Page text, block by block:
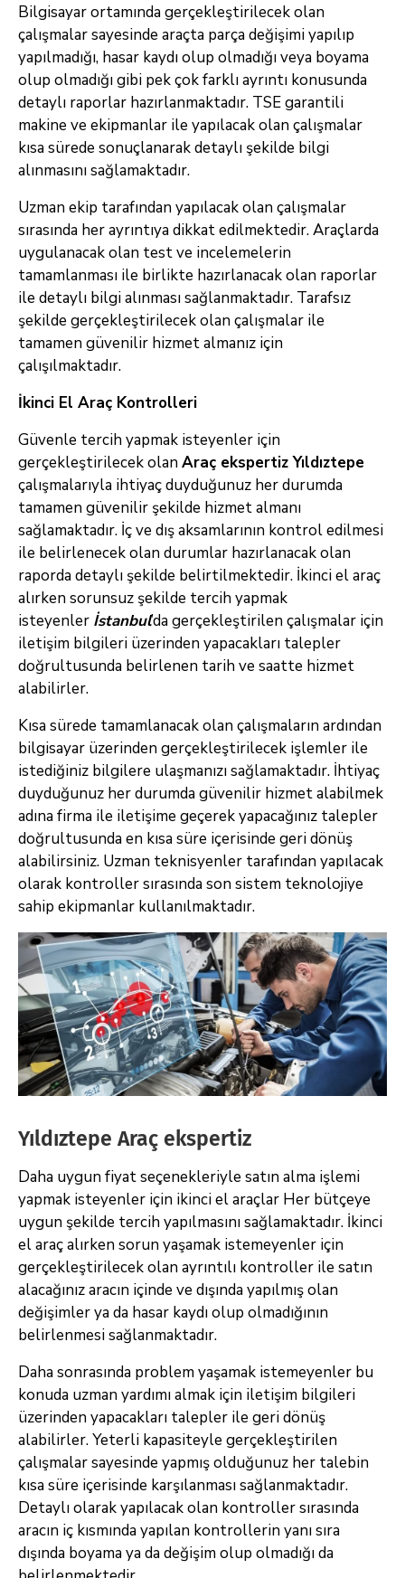
Bilgisayar ortamında gerçekleştirilecek olan
çalışmalar sayesinde araçta parça değişimi yapılıp
yapılmadığı, hasar kaydı olup olmadığı veya boyama
olup olmadığı gibi pek çok farklı ayrıntı konusunda
detaylı raporlar hazırlanmaktadır. TSE garantili
makine ve ekipmanlar ile yapılacak olan çalışmalar
kısa sürede sonuçlanarak detaylı şekilde bilgi
alınmasını sağlamaktadır.
Uzman ekip tarafından yapılacak olan çalışmalar
sırasında her ayrıntıya dikkat edilmektedir. Araçlarda
uygulanacak olan test ve incelemelerin
tamamlanması ile birlikte hazırlanacak olan raporlar
ile detaylı bilgi alınması sağlanmaktadır. Tarafsız
şekilde gerçekleştirilecek olan çalışmalar ile
tamamen güvenilir hizmet almanız için
çalışılmaktadır.
İkinci El Araç Kontrolleri
Güvenle tercih yapmak isteyenler için
gerçekleştirilecek olanAraç ekspertiz Yıldıztepe
çalışmalarıyla ihtiyaç duyduğunuz her durumda
tamamen güvenilir şekilde hizmet almanı
sağlamaktadır. İç ve dış aksamlarının kontrol edilmesi
ile belirlenecek olan durumlar hazırlanacak olan
raporda detaylı şekilde belirtilmektedir. İkinci el araç
alırken sorunsuz şekilde tercih yapmak
isteyenler İstanbul’da gerçekleştirilen çalışmalar için
iletişim bilgileri üzerinden yapacakları talepler
doğrultusunda belirlenen tarih ve saatte hizmet
alabilirler.
Kısa sürede tamamlanacak olan çalışmaların ardından
bilgisayar üzerinden gerçekleştirilecek işlemler ile
istediğiniz bilgilere ulaşmanızı sağlamaktadır. İhtiyaç
duyduğunuz her durumda güvenilir hizmet alabilmek
adına firma ile iletişime geçerek yapacağınız talepler
doğrultusunda en kısa süre içerisinde geri dönüş
alabilirsiniz. Uzman teknisyenler tarafından yapılacak
olarak kontroller sırasında son sistem teknolojiye
sahip ekipmanlar kullanılmaktadır.
Yıldıztepe Araç ekspertiz
Daha uygun fiyat seçenekleriyle satın alma işlemi
yapmak isteyenler için ikinci el araçlar Her bütçeye
uygun şekilde tercih yapılmasını sağlamaktadır. İkinci
el araç alırken sorun yaşamak istemeyenler için
gerçekleştirilecek olan ayrıntılı kontroller ile satın
alacağınız aracın içinde ve dışında yapılmış olan
değişimler ya da hasar kaydı olup olmadığının
belirlenmesi sağlanmaktadır.
Daha sonrasında problem yaşamak istemeyenler bu
konuda uzman yardımı almak için iletişim bilgileri
üzerinden yapacakları talepler ile geri dönüş
alabilirler. Yeterli kapasiteyle gerçekleştirilen
çalışmalar sayesinde yapmış olduğunuz her talebin
kısa süre içerisinde karşılanması sağlanmaktadır.
Detaylı olarak yapılacak olan kontroller sırasında
aracın iç kısmında yapılan kontrollerin yanı sıra
dışında boyama ya da değişim olup olmadığı da